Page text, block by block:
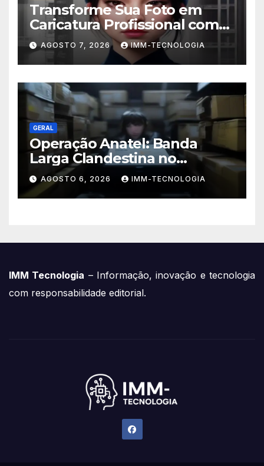
Transforme Sua Foto em
Caricatura Profissional com
ChatGPT: A Nova Trend
Digital Explicada
AGOSTO 7, 2026 IMM-TECNOLOGIA
GERAL
Operação Anatel: Banda
Larga Clandestina no
Sudeste Sofre Grande Golpe
com Apreensão de R$ 24 Mil
em Equipamentos
AGOSTO 6, 2026 IMM-TECNOLOGIA
IMM Tecnologia – Informação, inovação e tecnologia
com responsabilidade editorial.